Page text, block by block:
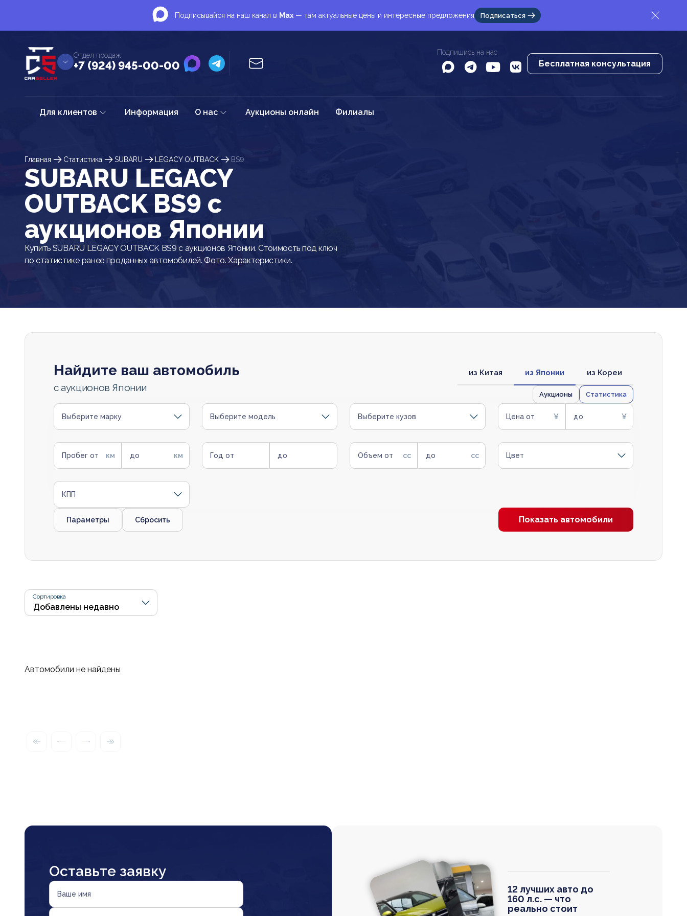
Подписывайся на наш канал в Max — там актуальные цены и интересные предложения Подписаться
Отдел продаж
+7 (924) 945-00-00
Подпишись на нас
Бесплатная консультация
Для клиентов Информация О нас Аукционы онлайн Филиалы
Главная Статистика SUBARU LEGACY OUTBACK BS9
SUBARU LEGACY
OUTBACK BS9 c
аукционов Японии
Купить SUBARU LEGACY OUTBACK BS9 с аукционов Японии. Стоимость под ключ
по статистике ранее проданных автомобилей. Фото. Характеристики.
Найдите ваш автомобиль
с аукционов Японии
из Китая из Японии из Кореи
Аукционы Статистика
Выберите марку Выберите модель Выберите кузов Цена от до
Пробег от до Год от до Объем от до Цвет
КПП
Параметры Сбросить Показать автомобили
Сортировка
Автомобили не найдены
Оставьте заявку
Ваше имя
12 лучших авто до
160 л.с. — что
реально стоит